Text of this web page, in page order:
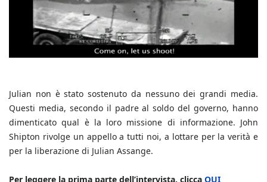
Julian non è stato sostenuto da nessuno dei grandi media.
Questi media, secondo il padre al soldo del governo, hanno
dimenticato qual è la loro missione di informazione. John
Shipton rivolge un appello a tutti noi, a lottare per la verità e
per la liberazione di Julian Assange.
Per leggere la prima parte dell’intervista, clicca QUI